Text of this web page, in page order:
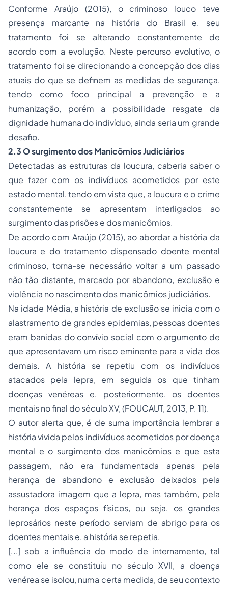
Conforme Araújo (2015), o criminoso louco teve
presença marcante na história do Brasil e, seu
tratamento foi se alterando constantemente de
acordo com a evolução. Neste percurso evolutivo, o
tratamento foi se direcionando a concepção dos dias
atuais do que se definem as medidas de segurança,
tendo como foco principal a prevenção e a
humanização, porém a possibilidade resgate da
dignidade humana do indivíduo, ainda seria um grande
desafio.
2.3 O surgimento dos Manicômios Judiciários
Detectadas as estruturas da loucura, caberia saber o
que fazer com os indivíduos acometidos por este
estado mental, tendo em vista que, a loucura e o crime
constantemente se apresentam interligados ao
surgimento das prisões e dos manicômios.
De acordo com Araújo (2015), ao abordar a história da
loucura e do tratamento dispensado doente mental
criminoso, torna-se necessário voltar a um passado
não tão distante, marcado por abandono, exclusão e
violência no nascimento dos manicômios judiciários.
Na idade Média, a história de exclusão se inicia com o
alastramento de grandes epidemias, pessoas doentes
eram banidas do convívio social com o argumento de
que apresentavam um risco eminente para a vida dos
demais. A história se repetiu com os indivíduos
atacados pela lepra, em seguida os que tinham
doenças venéreas e, posteriormente, os doentes
mentais no final do século XV, (FOUCAUT, 2013, P. 11).
O autor alerta que, é de suma importância lembrar a
história vivida pelos indivíduos acometidos por doença
mental e o surgimento dos manicômios e que esta
passagem, não era fundamentada apenas pela
herança de abandono e exclusão deixados pela
assustadora imagem que a lepra, mas também, pela
herança dos espaços físicos, ou seja, os grandes
leprosários neste período serviam de abrigo para os
doentes mentais e, a história se repetia.
[...] sob a influência do modo de internamento, tal
como ele se constituiu no século XVII, a doença
venérea se isolou, numa certa medida, de seu contexto